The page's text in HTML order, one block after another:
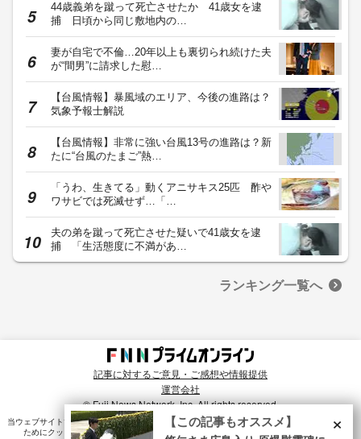
44歳義弟を蹴って死亡させたか 41歳女を逮
捕 日頃から同じ敷地内の…
妻が自宅で不倫…20年以上も裏切られ続けた夫
が“間男”に請求した慰…
【台風情報】暴風域のエリア、今後の進路は？
気象予報士解説
【台風情報】非常に強い台風13号の進路は？新
たに“台風のたまご”熱…
「うわ、生きてる」動くアニサキス25匹 酢や
ワサビでは死滅せず…「…
夫の弟を蹴って死亡させた疑いで41歳女を逮
捕 「生活態度に不満があ…
ランキング一覧へ
記事に対するご意見・ご感想や情報提供
運営会社
© Fuji News Network, Inc. All rights reserved.
当ウェブサイトでは、ユーザのニーズ・興味・関⼼に合致したコンテンツや広告配信を提供する
ためにクッキーを使⽤しています。詳細は、
プライバシーポリシー をご確認ください。×
【この記事もオススメ】